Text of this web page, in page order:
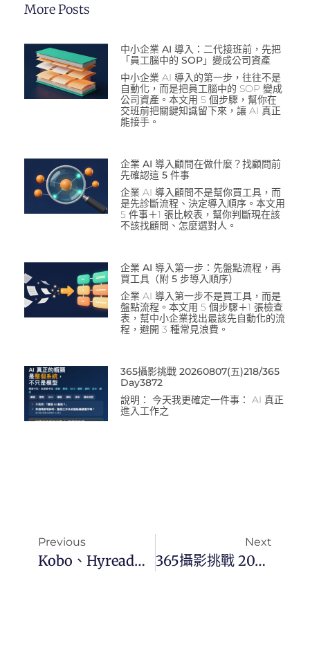
More Posts
中小企業 AI 導入：二代接班前，先把
「員工腦中的 SOP」變成公司資產
中小企業 AI 導入的第一步，往往不是
自動化，而是把員工腦中的 SOP 變成
公司資產。本文用 5 個步驟，幫你在
交班前把關鍵知識留下來，讓 AI 真正
能接手。
企業 AI 導入顧問在做什麼？找顧問前
先確認這 5 件事
企業 AI 導入顧問不是幫你買工具，而
是先診斷流程、決定導入順序。本文用
5 件事＋1 張比較表，幫你判斷現在該
不該找顧問、怎麼選對人。
企業 AI 導入第一步：先盤點流程，再
買工具（附 5 步導入順序）
企業 AI 導入第一步不是買工具，而是
盤點流程。本文用 5 個步驟＋1 張檢查
表，幫中小企業找出最該先自動化的流
程，避開 3 種常見浪費。
365攝影挑戰 20260807(五)218/365
Day3872
說明： 今天我更確定一件事： AI 真正
進入工作之
Previous
Kobo、Hyread、mooInk電子書閱讀器規格分析與選購指南
Next
365攝影挑戰 20250215(六)046/365 Day3315